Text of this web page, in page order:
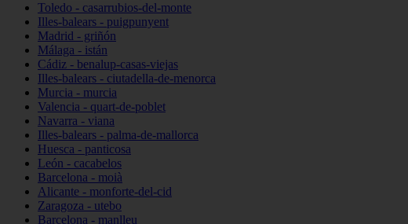
Toledo - casarrubios-del-monte
Illes-balears - puigpunyent
Madrid - griñón
Málaga - istán
Cádiz - benalup-casas-viejas
Illes-balears - ciutadella-de-menorca
Murcia - murcia
Valencia - quart-de-poblet
Navarra - viana
Illes-balears - palma-de-mallorca
Huesca - panticosa
León - cacabelos
Barcelona - moià
Alicante - monforte-del-cid
Zaragoza - utebo
Barcelona - manlleu